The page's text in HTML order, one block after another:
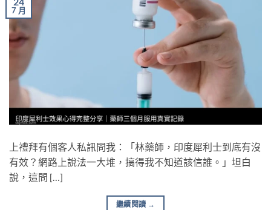
7 月
上禮拜有個客人私訊問我：「林藥師，印度犀利士到底有沒
有效？網路上說法一大堆，搞得我不知道該信誰。」坦白
說，這問 […]
繼續閱讀 →